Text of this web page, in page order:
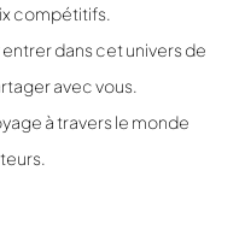
compétitifs.
dans cet univers de
avec vous.
à travers le monde